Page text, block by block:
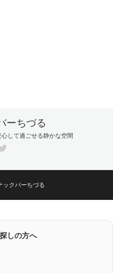
ーちづる
して過ごせる静かな空間
ックバーちづる
しの方へ